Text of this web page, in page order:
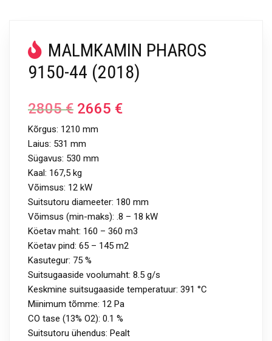
MALMKAMIN PHAROS
9150-44 (2018)
2805€ 2665 €
Kõrgus: 1210 mm
Laius: 531 mm
Sügavus: 530 mm
Kaal: 167,5 kg
Võimsus: 12 kW
Suitsutoru diameeter: 180 mm
Võimsus (min-maks): .8 – 18 kW
Köetav maht: 160 – 360 m3
Köetav pind: 65 – 145 m2
Kasutegur: 75 %
Suitsugaaside voolumaht: 8.5 g/s
Keskmine suitsugaaside temperatuur: 391 °C
Miinimum tõmme: 12 Pa
CO tase (13% O2): 0.1 %
Suitsutoru ühendus: Pealt